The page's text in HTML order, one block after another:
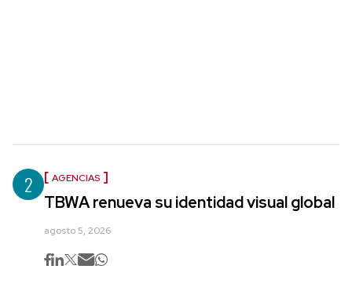
2 AGENCIAS
TBWA renueva su identidad visual global
agosto 5, 2026